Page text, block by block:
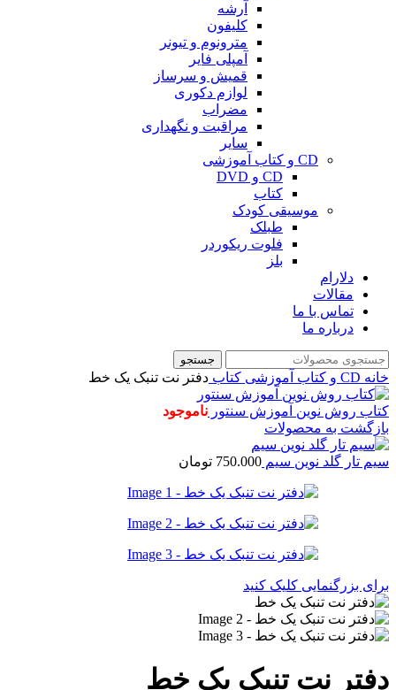
آرشه
کلیفون
مترونوم و تیونر
آمپلی فایر
قمیش و سرساز
لوازم دکوری
مضراب
مراقبت و نگهداری
سایر
CD و کتاب آموزشی
CD و DVD
کتاب
موسیقی کودک
طبلک
فلوت ریکوردر
بلز
دلارام
مقالات
تماس با ما
درباره ما
جستجو
خانه CD و کتاب آموزشی کتاب دفتر نت تنبک یک خط
کتاب روش نوین آموزش سنتور ناموجود
بازگشت به محصولات
سیم تار گلد نوین سیم 750.000 تومان
برای بزرگنمایی کلیک کنید
دفتر نت تنبک یک خط